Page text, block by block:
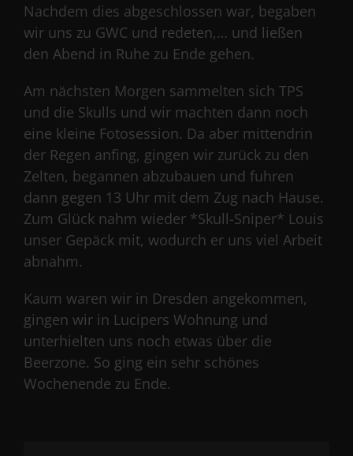
Nachdem dies abgeschlossen war, begaben
wir uns zu GWC und redeten,… und ließen
den Abend in Ruhe zu Ende gehen.
Am nächsten Morgen sammelten sich TPS
und die Skulls und wir machten dann noch
eine kleine Fotosession. Da aber mittendrin
der Regen anfing, gingen wir zurück zu den
Zelten, begannen abzubauen und fuhren
dann gegen 13 Uhr mit dem Zug nach Hause.
Zum Glück nahm wieder *Skull-Sniper* Louis
unser Gepäck mit, wodurch er uns viel Arbeit
abnahm.
Kaum waren wir in Dresden angekommen,
gingen wir in Lucipers Wohnung und
unterhielten uns noch etwas über die
Beerzone. So ging ein sehr schönes
Wochenende zu Ende.